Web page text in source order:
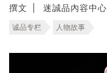
撰文 迷誠品內容中心
诚品专栏 人物故事